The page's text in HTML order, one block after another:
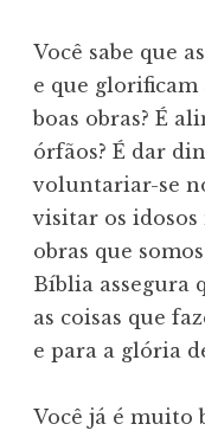
Você sabe que
e que glorificam
boas obras? É
órfãos? É dar
voluntariar-se
visitar os idosos
obras que
Bíblia assegura
as coisas que
e para a glória
Você já é muito